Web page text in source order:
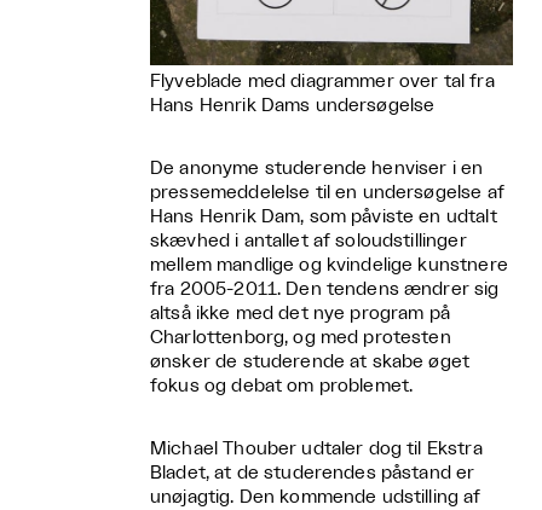
Flyveblade med diagrammer over tal fra
Hans Henrik Dams undersøgelse
De anonyme studerende henviser i en
pressemeddelelse til en undersøgelse af
Hans Henrik Dam, som påviste en udtalt
skævhed i antallet af soloudstillinger
mellem mandlige og kvindelige kunstnere
fra 2005-2011. Den tendens ændrer sig
altså ikke med det nye program på
Charlottenborg, og med protesten
ønsker de studerende at skabe øget
fokus og debat om problemet.
Michael Thouber udtaler dog til Ekstra
Bladet, at de studerendes påstand er
unøjagtig. Den kommende udstilling af